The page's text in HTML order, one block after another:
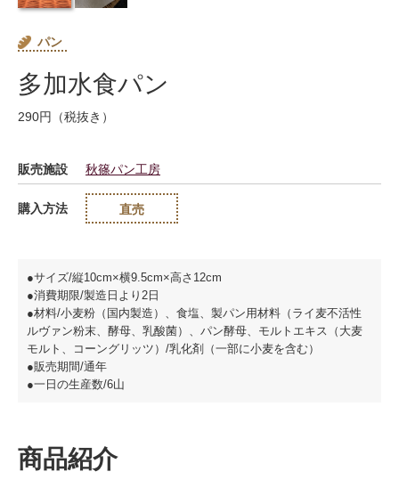
パン
多加水食パン
290円（税抜き）
販売施設 秋篠パン工房
購入方法 直売
●サイズ/縦10cm×横9.5cm×高さ12cm
●消費期限/製造日より2日
●材料/小麦粉（国内製造）、食塩、製パン用材料（ライ麦不活性
ルヴァン粉末、酵母、乳酸菌）、パン酵母、モルトエキス（大麦
モルト、コーングリッツ）/乳化剤（一部に小麦を含む）
●販売期間/通年
●一日の生産数/6山
商品紹介